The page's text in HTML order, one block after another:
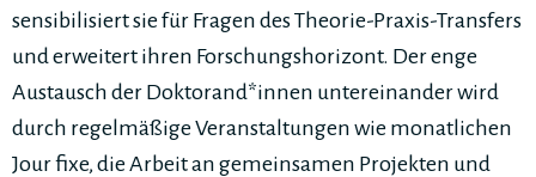
sensibilisiert sie für Fragen des Theorie-Praxis-Transfers
und erweitert ihren Forschungshorizont. Der enge
Austausch der Doktorand*innen untereinander wird
durch regelmäßige Veranstaltungen wie monatlichen
Jour fixe, die Arbeit an gemeinsamen Projekten und